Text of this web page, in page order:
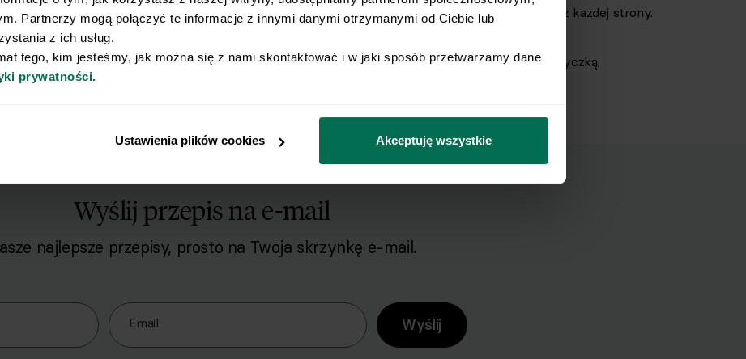
Partnerzy mogą połączyć te informacje z innymi danymi otrzymanymi od Ciebie lub
z ich usług.
tego, kim jesteśmy, jak można się z nami skontaktować i w jaki sposób przetwarzamy dane
prywatności.
Ustawienia plików cookies Akceptuję wszystkie
Opiekamy ją na średniej mocy palnika bez przykrycia przez 2 minuty z każdej strony.
9 Grzanki podajemy z pastą. Posypujemy posiekanym koperkiem i papryczką.
Wyślij przepis na e-mail
najlepsze przepisy, prosto na Twoja skrzynkę e-mail.
do naszego Newslettera
Email Wyślij